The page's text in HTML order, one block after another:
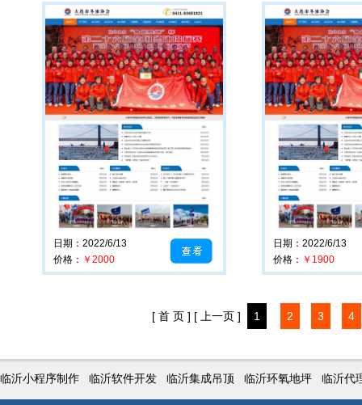
日期：2022/6/13
价格： ￥2000
日期：2022/6/13
价格： ￥1900
[ 首 页 ] [ 上一页 ] 1 2 3 4
临沂小程序制作 临沂软件开发 临沂集成吊顶 临沂环氧地坪 临沂代